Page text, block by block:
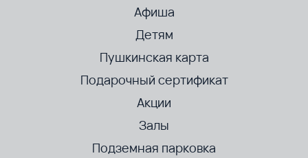
Афиша
Детям
Пушкинская карта
Подарочный сертификат
Акции
Залы
Подземная парковка